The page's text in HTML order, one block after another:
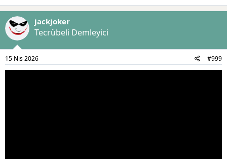
p
k
i
l
e
r
jackjoker
Tecrübeli Demleyici
15 Nis 2026 #999